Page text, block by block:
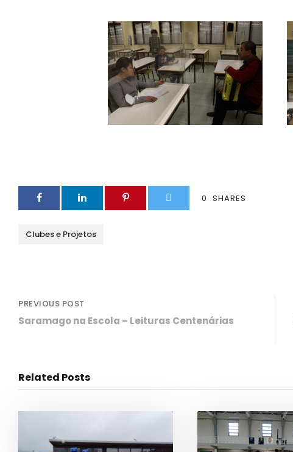
0 SHARES
Clubes e Projetos
PREVIOUS POST
Saramago na Escola – Leituras Centenárias
Related Posts